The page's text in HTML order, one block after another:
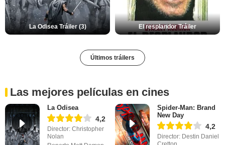
La Odisea Tráiler (3) El resplandor Tráiler
Últimos tráilers
Las mejores películas en cines
La Odisea
4,2
Director: Christopher
Nolan
Spider-Man: Brand
New Day
4,2
Director: Destin Daniel